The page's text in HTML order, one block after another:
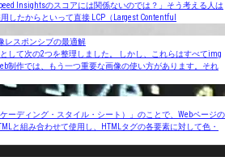
Insightsのスコアには関係ないのでは？」そう考える人は
したからといって直接 LCP（Largest Contentful
レスポンシブの最適解
して次の2つを整理しました。 しかし、これらはすべてimg
制作では、もう一つ重要な画像の使い方があります。それ
ケーディング・スタイル・シート）」のことで、Webページの
と組み合わせて使用し、HTMLタグの各要素に対して色・